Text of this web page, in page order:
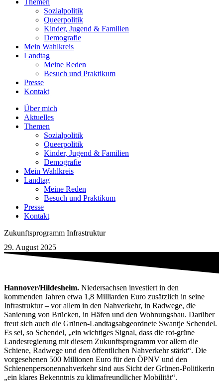
Themen
Sozialpolitik
Queerpolitik
Kinder, Jugend & Familien
Demografie
Mein Wahlkreis
Landtag
Meine Reden
Besuch und Praktikum
Presse
Kontakt
Über mich
Aktuelles
Themen
Sozialpolitik
Queerpolitik
Kinder, Jugend & Familien
Demografie
Mein Wahlkreis
Landtag
Meine Reden
Besuch und Praktikum
Presse
Kontakt
Zukunftsprogramm Infrastruktur
29. August 2025
Hannover/Hildesheim. Niedersachsen investiert in den
kommenden Jahren etwa 1,8 Milliarden Euro zusätzlich in seine
Infrastruktur – vor allem in den Nahverkehr, in Radwege, die
Sanierung von Brücken, in Häfen und den Wohnungsbau. Darüber
freut sich auch die Grünen-Landtagsabgeordnete Swantje Schendel.
Es sei, so Schendel, „ein wichtiges Signal, dass die rot-grüne
Landesregierung mit diesem Zukunftsprogramm vor allem die
Schiene, Radwege und den öffentlichen Nahverkehr stärkt“. Die
vorgesehenen 500 Millionen Euro für den ÖPNV und den
Schienenpersonennahverkehr sind aus Sicht der Grünen-Politikerin
„ein klares Bekenntnis zu klimafreundlicher Mobilität“.